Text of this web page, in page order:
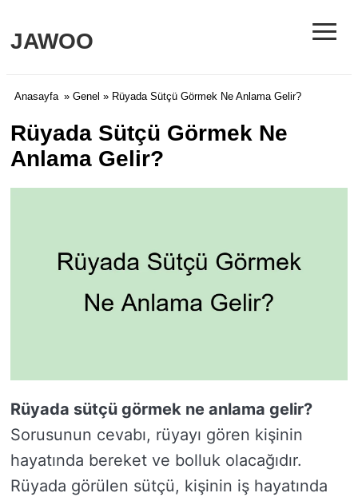
JAWOO ≡
Anasayfa » Genel » Rüyada Sütçü Görmek Ne Anlama Gelir?
Rüyada Sütçü Görmek Ne
Anlama Gelir?
Rüyada sütçü görmek ne anlama gelir?
Sorusunun cevabı, rüyayı gören kişinin
hayatında bereket ve bolluk olacağıdır.
Rüyada görülen sütçü, kişinin iş hayatında